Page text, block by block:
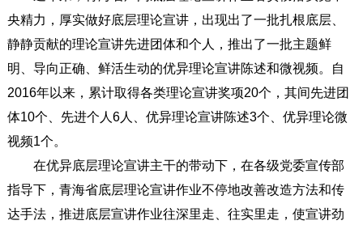
央精力，厚实做好底层理论宣讲，出现出了一批扎根底层、
静静贡献的理论宣讲先进团体和个人，推出了一批主题鲜
明、导向正确、鲜活生动的优异理论宣讲陈述和微视频。自
2016年以来，累计取得各类理论宣讲奖项20个，其间先进团
体10个、先进个人6人、优异理论宣讲陈述3个、优异理论微
视频1个。
在优异底层理论宣讲主干的带动下，在各级党委宣传部
指导下，青海省底层理论宣讲作业不停地改善改造方法和传
达手法，推进底层宣讲作业往深里走、往实里走，使宣讲劲